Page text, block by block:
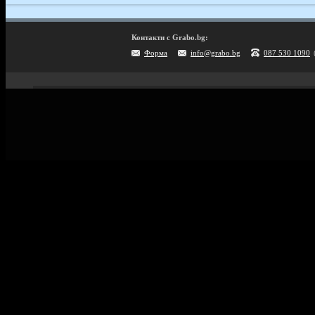
Контакти с Grabo.bg:
Форма
info@grabo.bg 087 530 1090